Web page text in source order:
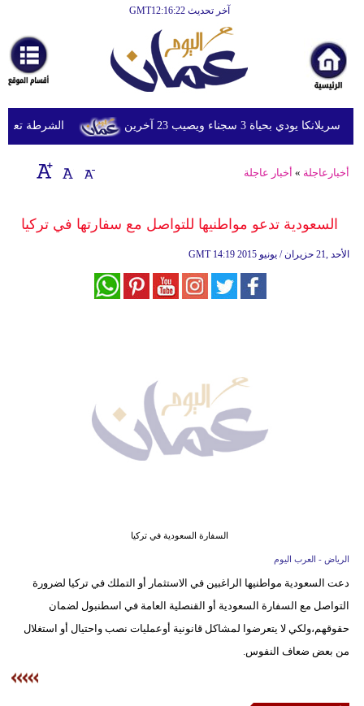
آخر تحديث GMT12:16:22
أخبارعاجلة
رياضة
ثقافة
إقتصاد
وموسيقى
علوم
وتكنولوجيا
مدوَّنات
الشرطة تعتقل بحياة 3 سجناء ويصيب 23 آخرين
أخبارعاجلة » أخبار عاجلة
السعودية تدعو مواطنيها للتواصل مع سفارتها في تركيا
GMT 14:19 2015 الأحد ,21 حزيران / يونيو
السفارة السعودية في تركيا
الرياض - العرب اليوم
دعت السعودية مواطنيها الراغبين في الاستثمار أو التملك في تركيا لضرورة
التواصل مع السفارة السعودية أو القنصلية العامة في اسطنبول لضمان
حقوقهم،ولكي لا يتعرضوا لمشاكل قانونية أوعمليات نصب واحتيال أو استغلال
من بعض ضعاف النفوس.